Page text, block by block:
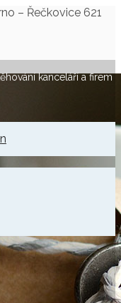
– Řečkovice 621
kanceláří a firem